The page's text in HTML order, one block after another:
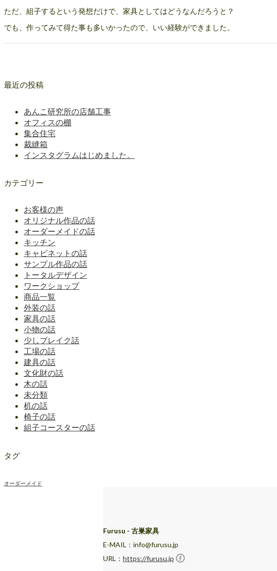
ただ、組子するという発想だけで、家具としてはどうなんだろうと？
でも、作ってみて得た事も多いかったので、いい経験ができました。
最近の投稿
あんこ研究所の店舗工事
オフィスの棚
集合住宅
裁縫箱
インスタグラムはじめました。
カテゴリー
お客様の声
オリジナル作品の話
オーダーメイドの話
キッチン
キャビネットの話
サンプル作品の話
トータルデザイン
ワークショップ
商品一覧
外装の話
家具の話
小物の話
少しブレイク話
工場の話
建具の話
文化財の話
木の話
未分類
机の話
椅子の話
組子コースターの話
タグ
オーダーメイド
Furusu - 古巣家具
E-MAIL：info@furusu.jp
URL： https://furusu.jp